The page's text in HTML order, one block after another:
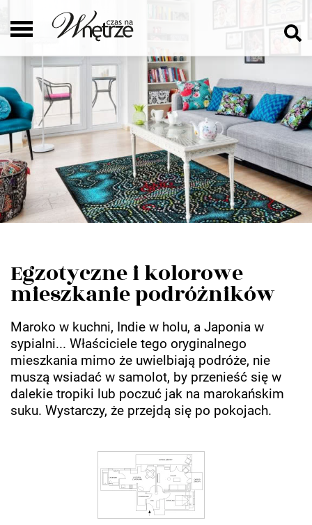
Egzotyczne i kolorowe
mieszkanie podróżników
Maroko w kuchni, Indie w holu, a Japonia w
sypialni... Właściciele tego oryginalnego
mieszkania mimo że uwielbiają podróże, nie
muszą wsiadać w samolot, by przenieść się w
dalekie tropiki lub poczuć jak na marokańskim
suku. Wystarczy, że przejdą się po pokojach.